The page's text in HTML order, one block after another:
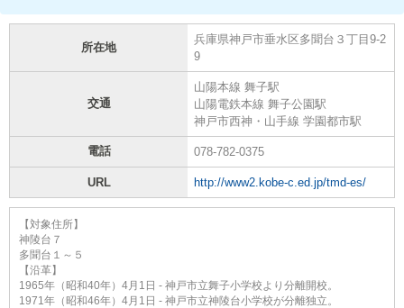
所在地
兵庫県神戸市垂水区多聞台３丁目9-2
9
交通
山陽本線 舞子駅
山陽電鉄本線 舞子公園駅
神戸市西神・山手線 学園都市駅
電話 078-782-0375
URL http://www2.kobe-c.ed.jp/tmd-es/
【対象住所】
神陵台７
多聞台１～５
【沿革】
1965年（昭和40年）4月1日 - 神戸市立舞子小学校より分離開校。
1971年（昭和46年）4月1日 - 神戸市立神陵台小学校が分離独立。